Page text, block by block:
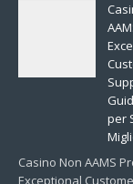
per
Casino Non AAMS
Exceptional